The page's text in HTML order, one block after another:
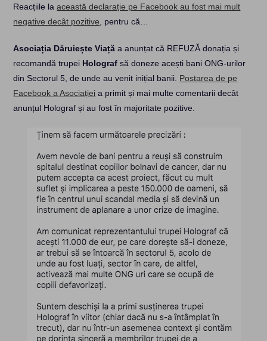
Reacțiile laaceastă declarație pe Facebook au fost mai mult
negative decât pozitive , pentru că…
Asociația Dăruiește Viață a anunțat că REFUZĂ donația și
recomandă trupei Holograf să doneze acești bani ONG-urilor
din Sectorul 5, de unde au venit inițial banii. Postarea de pe
Facebook a Asociației a primit și mai multe comentarii decât
anunțul Holograf și au fost în majoritate pozitive.